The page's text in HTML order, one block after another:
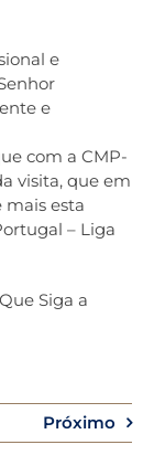
e
e
com a CMP-
visita, que em
mais esta
– Liga
Siga a
Próximo